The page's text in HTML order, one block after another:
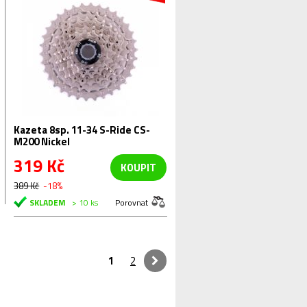
Kazeta 8sp. 11-34 S-Ride CS-
M200 Nickel
319 Kč
389 Kč -18%
KOUPIT
SKLADEM > 10 ks Porovnat
1 2